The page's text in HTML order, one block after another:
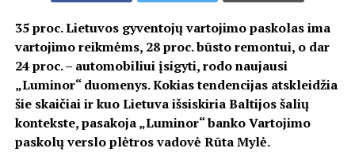
35 proc. Lietuvos gyventojų vartojimo paskolas ima
vartojimo reikmėms, 28 proc. būsto remontui, o dar
24 proc. – automobiliui įsigyti, rodo naujausi
„Luminor“ duomenys. Kokias tendencijas atskleidžia
šie skaičiai ir kuo Lietuva išsiskiria Baltijos šalių
kontekste, pasakoja „Luminor“ banko Vartojimo
paskolų verslo plėtros vadovė Rūta Mylė.